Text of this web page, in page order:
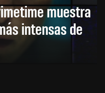
muestra
intensas de